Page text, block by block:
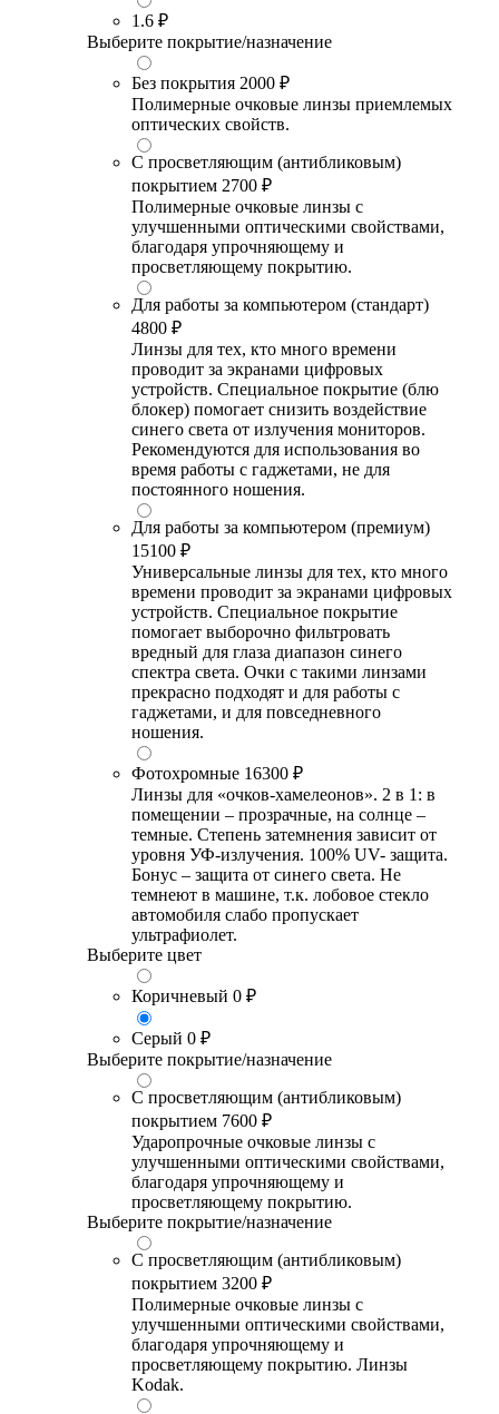
1.6 ₽
Выберите покрытие/назначение
Без покрытия 2000 ₽
Полимерные очковые линзы приемлемых
оптических свойств.
С просветляющим (антибликовым)
покрытием 2700 ₽
Полимерные очковые линзы с
улучшенными оптическими свойствами,
благодаря упрочняющему и
просветляющему покрытию.
Для работы за компьютером (стандарт)
4800 ₽
Линзы для тех, кто много времени
проводит за экранами цифровых
устройств. Специальное покрытие (блю
блокер) помогает снизить воздействие
синего света от излучения мониторов.
Рекомендуются для использования во
время работы с гаджетами, не для
постоянного ношения.
Для работы за компьютером (премиум)
15100 ₽
Универсальные линзы для тех, кто много
времени проводит за экранами цифровых
устройств. Специальное покрытие
помогает выборочно фильтровать
вредный для глаза диапазон синего
спектра света. Очки с такими линзами
прекрасно подходят и для работы с
гаджетами, и для повседневного
ношения.
Фотохромные 16300 ₽
Линзы для «очков-хамелеонов». 2 в 1: в
помещении – прозрачные, на солнце –
темные. Степень затемнения зависит от
уровня УФ-излучения. 100% UV- защита.
Бонус – защита от синего света. Не
темнеют в машине, т.к. лобовое стекло
автомобиля слабо пропускает
ультрафиолет.
Выберите цвет
Коричневый 0 ₽
Серый 0 ₽
Выберите покрытие/назначение
С просветляющим (антибликовым)
покрытием 7600 ₽
Ударопрочные очковые линзы с
улучшенными оптическими свойствами,
благодаря упрочняющему и
просветляющему покрытию.
Выберите покрытие/назначение
С просветляющим (антибликовым)
покрытием 3200 ₽
Полимерные очковые линзы с
улучшенными оптическими свойствами,
благодаря упрочняющему и
просветляющему покрытию. Линзы
Kodak.